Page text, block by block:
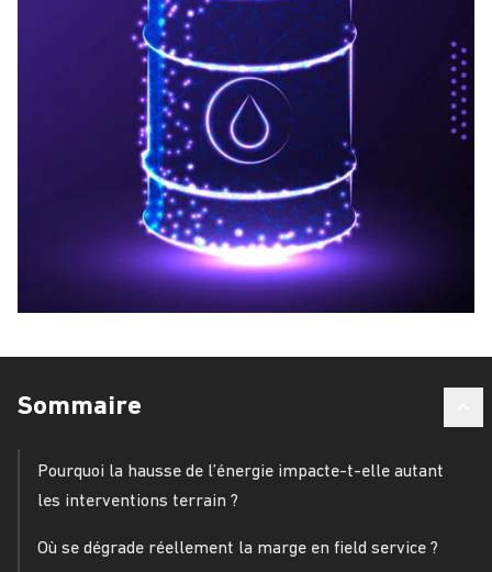
Sommaire
Pourquoi la hausse de l’énergie impacte-t-elle autant
les interventions terrain ?
Où se dégrade réellement la marge en field service ?